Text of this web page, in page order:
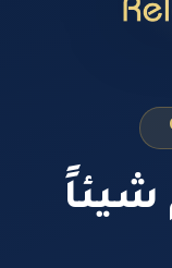
شيئاً